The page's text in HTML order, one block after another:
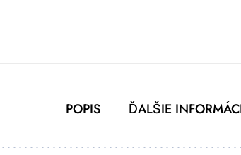
POPIS ĎALŠIE